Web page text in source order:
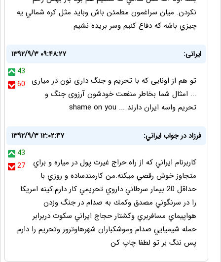
نكردن. ميان سراغمون مطمئن باش وبايد مثل كره شمالي يه
چيزي باشه كه دفاع كنيم وسر بريده نشيم
ایرانی:
۱۳۹۲/۹/۳ ۰۹:۴۸:۲۷
43
60
تو هم از اونایی که با تحریم و جنگ داری نون در میاری
... امثال شما بخاطر منفعت خودشون آرزوی جنگ و
تحریم واسه ایران دارند ... shame on you
فرزاد در جواب ايراني:
۱۳۹۲/۹/۳ ۱۲:۰۲:۴۷
43
27
كاربرنام ايراني كه از راه حراج غيرت پول در مياره و براي
متجاوز خوش رقصي ميكنه.من كارمندساده و روزي با
حداقل 20 بيمار سرطاني داروي تحريمي كار دارم.كينه امريكا
را در سرنگوني مصدق وكمك به صدام در جنگ وزدن
هواپيماي مسافربري وكشتار حجاج ايراني سكوت دربرابر
حمله شيميايي صدام وموشكباران شهرهاوترور وتحريم را دارم
پس ننگ بر تو لطفا چاپ كن